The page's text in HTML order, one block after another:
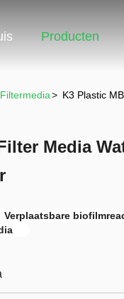
Producten
> K3 Plastic
Media
Verplaatsbare